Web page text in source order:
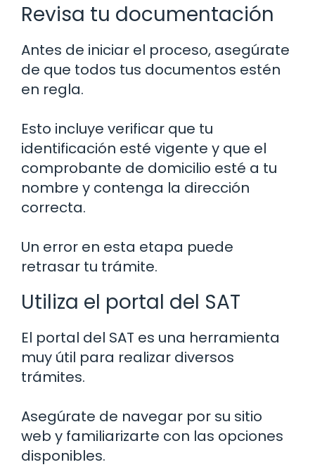
Revisa tu documentación
Antes de iniciar el proceso, asegúrate
de que todos tus documentos estén
en regla.
Esto incluye verificar que tu
identificación esté vigente y que el
comprobante de domicilio esté a tu
nombre y contenga la dirección
correcta.
Un error en esta etapa puede
retrasar tu trámite.
Utiliza el portal del SAT
El portal del SAT es una herramienta
muy útil para realizar diversos
trámites.
Asegúrate de navegar por su sitio
web y familiarizarte con las opciones
disponibles.